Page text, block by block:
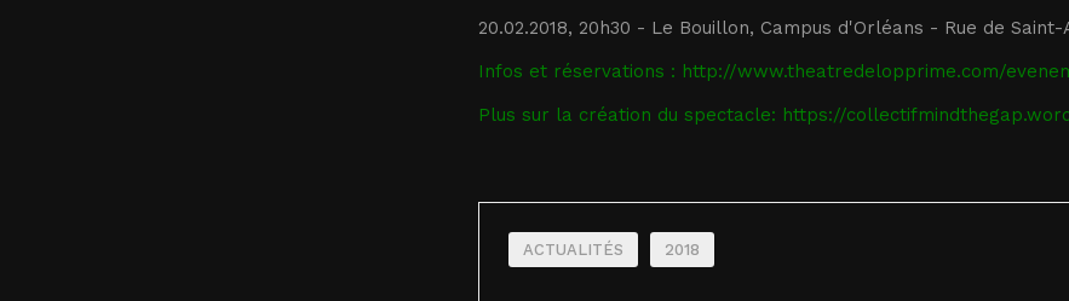
20.02.2018, 20h30 - Le Bouillon, Campus d'Orléans - Rue de
Infos et réservations : http://www.theatredelopprime.com/
Plus sur la création du spectacle: https://
ACTUALITÉS 2018